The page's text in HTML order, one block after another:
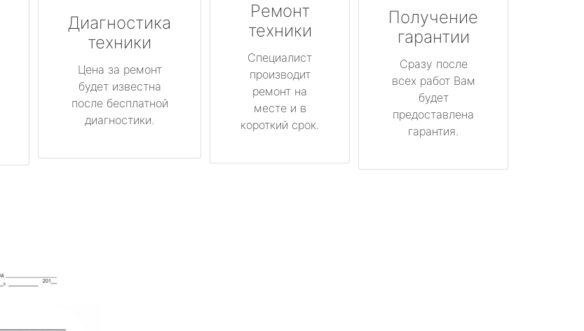
Диагностика
техники
Цена за ремонт
будет известна
после бесплатной
диагностики.
Ремонт
техники
Специалист
производит
ремонт на
месте и в
короткий срок.
Получение
гарантии
Сразу после
всех работ Вам
будет
предоставлена
гарантия.